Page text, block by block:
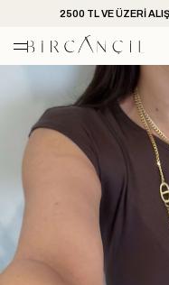
2500 TL VE ÜZERİ